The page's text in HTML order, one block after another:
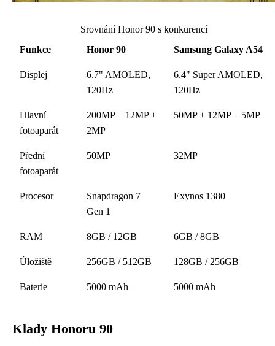
Srovnání Honor 90 s konkurencí
Funkce
Honor 90 Samsung Galaxy A54
Displej
6.7" AMOLED,
120Hz
6.4" Super AMOLED,
120Hz
Hlavní
fotoaparát
200MP + 12MP +
2MP
50MP + 12MP + 5MP
Přední
fotoaparát
50MP 32MP
Procesor
Snapdragon 7
Gen 1
Exynos 1380
RAM 8GB / 12GB 6GB / 8GB
Úložiště 256GB / 512GB 128GB / 256GB
Baterie 5000 mAh 5000 mAh
Klady Honoru 90